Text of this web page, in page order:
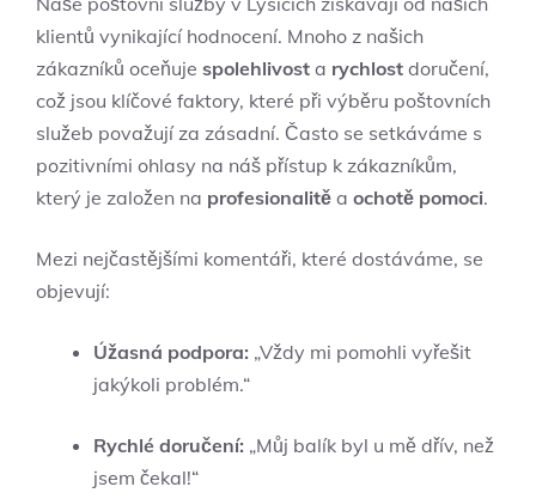
klientů vynikající hodnocení. Mnoho z našich
zákazníků oceňuje spolehlivost a rychlost doručení,
což jsou klíčové faktory, které při výběru poštovních
služeb považují za zásadní. Často se setkáváme s
pozitivními ohlasy na náš přístup k zákazníkům,
který je založen na profesionalitě a ochotě pomoci.
Mezi nejčastějšími komentáři, které dostáváme, se
objevují:
Úžasná podpora: „Vždy mi pomohli vyřešit
jakýkoli problém.“
Rychlé doručení: „Můj balík byl u mě dřív, než
jsem čekal!“